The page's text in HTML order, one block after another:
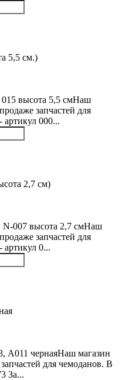
высота 5,5 смНаш
запчастей для
артикул 000...
N-007 высота 2,7 смНаш
запчастей для
артикул 0...
А011 чернаяНаш магазин
для чемоданов. В
За...